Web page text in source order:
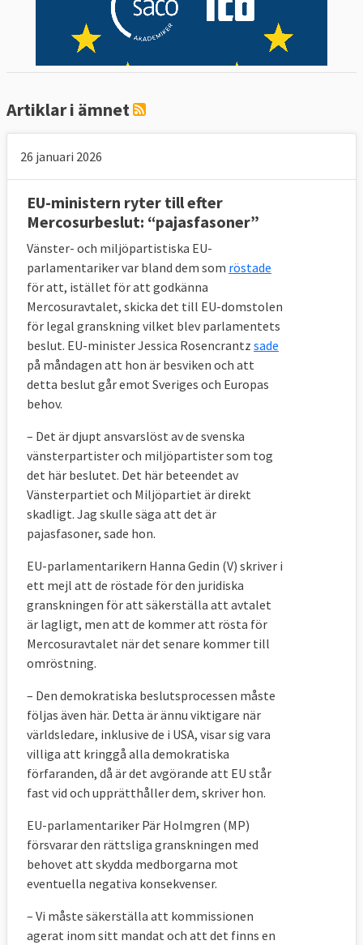
Artiklar i ämnet
26 januari 2026
EU-ministern ryter till efter
Mercosurbeslut: “pajasfasoner”
Vänster- och miljöpartistiska EU-
parlamentariker var bland dem som röstade
för att, istället för att godkänna
Mercosuravtalet, skicka det till EU-domstolen
för legal granskning vilket blev parlamentets
beslut. EU-minister Jessica Rosencrantz sade
på måndagen att hon är besviken och att
detta beslut går emot Sveriges och Europas
behov.
– Det är djupt ansvarslöst av de svenska
vänsterpartister och miljöpartister som tog
det här beslutet. Det här beteendet av
Vänsterpartiet och Miljöpartiet är direkt
skadligt. Jag skulle säga att det är
pajasfasoner, sade hon.
EU-parlamentarikern Hanna Gedin (V) skriver i
ett mejl att de röstade för den juridiska
granskningen för att säkerställa att avtalet
är lagligt, men att de kommer att rösta för
Mercosuravtalet när det senare kommer till
omröstning.
– Den demokratiska beslutsprocessen måste
följas även här. Detta är ännu viktigare när
världsledare, inklusive de i USA, visar sig vara
villiga att kringgå alla demokratiska
förfaranden, då är det avgörande att EU står
fast vid och upprätthåller dem, skriver hon.
EU-parlamentariker Pär Holmgren (MP)
försvarar den rättsliga granskningen med
behovet att skydda medborgarna mot
eventuella negativa konsekvenser.
– Vi måste säkerställa att kommissionen
agerat inom sitt mandat och att det finns en